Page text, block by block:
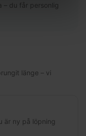
– du får personlig
länge – vi
är ny på löpning